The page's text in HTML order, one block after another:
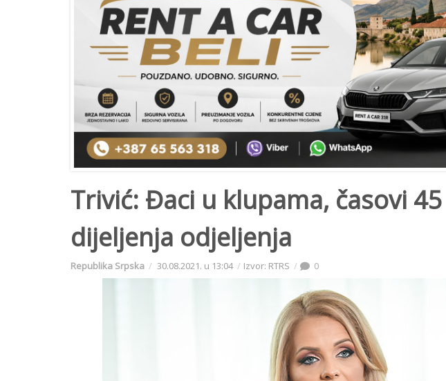
Trivić: Đaci u klupama, časovi
dijeljenja odjeljenja
Republika Srpska 30.08.2021. u 13:04 Izvor: RTRS 0